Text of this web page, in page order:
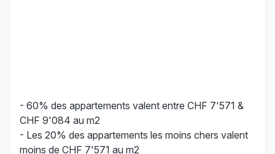
- 60% des appartements valent entre CHF 7'571 &
CHF 9'084 au m2
- Les 20% des appartements les moins chers valent
moins de CHF 7'571 au m2